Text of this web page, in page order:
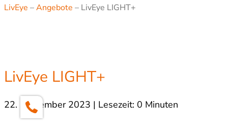
LivEye –Angebote – LivEye LIGHT+
LivEye LIGHT+
22. September 2023 | Lesezeit: 0 Minuten